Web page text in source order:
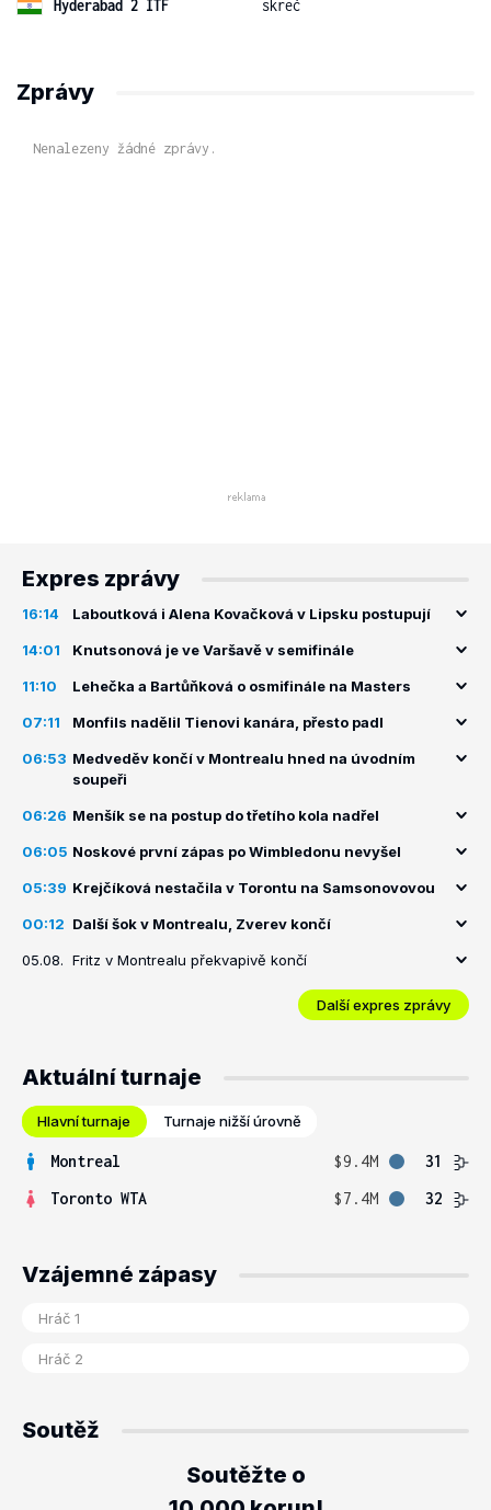
Hyderabad 2 ITF skreč
Zprávy
Nenalezeny žádné zprávy.
Expres zprávy
16:14 Laboutková i Alena Kovačková v Lipsku postupují
14:01 Knutsonová je ve Varšavě v semifinále
11:10 Lehečka a Bartůňková o osmifinále na Masters
07:11 Monfils nadělil Tienovi kanára, přesto padl
06:53 Medveděv končí v Montrealu hned na úvodním
soupeři
06:26 Menšík se na postup do třetího kola nadřel
06:05 Noskové první zápas po Wimbledonu nevyšel
05:39 Krejčíková nestačila v Torontu na Samsonovovou
00:12 Další šok v Montrealu, Zverev končí
05.08. Fritz v Montrealu překvapivě končí
Další expres zprávy
Aktuální turnaje
Hlavní turnaje Turnaje nižší úrovně
Montreal $9.4M
31
Toronto WTA
$7.4M 32
Vzájemné zápasy
Soutěž
Soutěžte o